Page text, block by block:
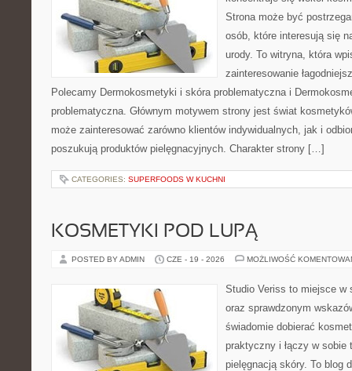
Strona może być
osób, które interesują się
urody. To witryna, która
zainteresowanie
Polecamy Dermokosmetyki i skóra problematyczna i
problematyczna. Głównym motywem strony jest świat
może zainteresować zarówno klientów indywidualnych, jak i
poszukują produktów pielęgnacyjnych. Charakter strony […]
CATEGORIES: SUPERFOODS W KUCHNI
KOSMETYKI POD LUPĄ
POSTED BY ADMIN CZE - 19 - 2026 MOŻLIWOŚĆ
Studio Veriss to miejsce w
oraz sprawdzonym
świadomie dobierać
praktyczny i łączy w sobie
pielęgnacją skóry. To blog